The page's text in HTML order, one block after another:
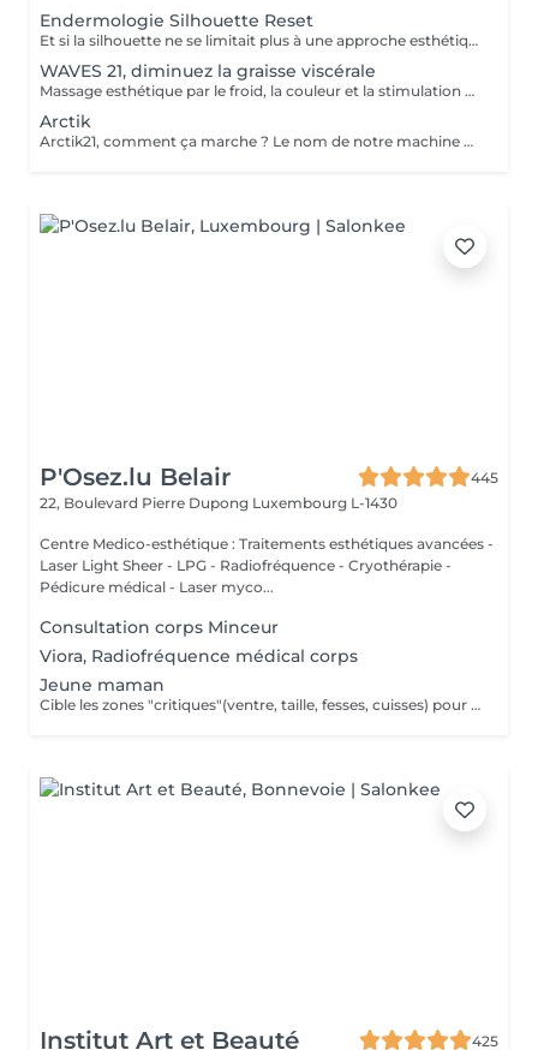
Endermologie Silhouette Reset
Et si la silhouette ne se limitait plus à une approche esthétique, mais s'envisageait à travers le prisme du bien-être global ? Avec Silhouette Reset, LPG® dévoile un nouveau soin signature endermologie® qui réinvente les codes de la minceur en intégrant pleinement les interactions corps-esprit. Conçu comme un véritable reset corporel, ce protocole de 55 minutes agit sur les tensions nerveuses, stimule les circulations et accompagne la libération des déséquilibres liés au stress, au sommeil et à la digestion. Dans un contexte où ces facteurs influencent directement l'harmonie corporelle, le soin vise à restaurer un fonctionnement physiologique plus fluide et équilibré. Au cur du protocole, la technologie CELLU M6 INFINITY® s'associe à un modelage manuel expert, créant une synergie entre stimulation mécanique de précision et approche sensorielle. Cette double action permet une prise en charge à la fois ciblée et globale des tissus et des volumes. Fruit de plus de 40 ans d'expertise, Silhouette Reset illustre l'émergence d'une nouvelle esthétique thérapeutique : une minceur qui n'est plus une finalité isolée, mais la conséquence visible d'un mieux-être profond et durable. Disponible exclusivement dans les centres équipés CELLU M6 INFINITY®, le nouveau soin Silhouette Reset est à découvrir dès maintenant.
WAVES 21, diminuez la graisse viscérale
Massage esthétique par le froid, la couleur et la stimulation métamérique Une toute nouvelle méthodologie dans le domaine esthétique: la stimulation métamérique associée au traitement à froid avec LED VIOLET et ROUGE. Stimulation métamérique Deux pièces à main, à puissance réglable, sont utilisées pour effectuer une stimulation en forme d'onde sinusoïdale. Le courant électrique est généré avec des fréquences particulières qui correspondent aux fréquences bêta et gamma. Métamères Les métamères sont 11 bandes musculaires situées sur le dos, chacune étant liée à une région d'innervation particulière. Liée au métamère lui-même, grâce au système nerveux, il y a une zone réflexe qui correspond à un organe ou à un groupe d'organes. L'instabilité d'un organe interne se reflète sur le fascia correspondant sous forme de tension cutanée, musculaire, inesthétisme. Objectif Stimuler les métamères pour créer, à travers le système nerveux, des actions visant à la restauration et à l'équilibre de certaines activités corporelles et conduire, en conséquence, à l'amélioration et à la réduction de l'inesthétisme. Traitement par le froid et couleurs Une grande surface, un froid diffus et agréable sur tout le corps. Deux pièces à main sont disponibles: à l'intérieur de la première pièce à main, il y a une seule couleur: le violet, à l'intérieur de la seconde est le rouge. Le Violet Facilite l'équilibre entre le sodium et le potassium au niveau cellulaire Détend et décompresse les nerfs et les muscles Stimule le système lymphatique et le retour veineux Diminue le sens de l'anxiété Le Rouge Renforce les muscles Hydrate la peau Stimule les défenses Waves 21 s'ajoute à la gamme des dispositifs présents en complétant les possibilités de travail, car, en plus de l'utilisation d'une technologie déjà connue et fonctionnant comme le traitement par le froid et les effets des couleurs, Un traitement unique a été ajouté qui travaille avec une forme d'onde bien reconnue par notre corps et avec des fréquences particulières, en synergie avec les fréquences émises par notre corps pendant les différentes activités quotidiennes. Le bien-être ne sera donc pas seulement constaté au niveau physique sur la zone où l'inesthétisme est présent mais aussi au niveau énergétique, avec une forte perception d'un rééquilibrage interne qui améliorera et renforcera jour après jour toutes les fonctions corporelles. L'action combinée des deux techniques nous permet d'obtenir des résultats visibles et tangibles dès la première application, de manière confortable et non invasive.
Arctik
Arctik21, comment ça marche ? Le nom de notre machine est particulièrement représentatif de son fonctionnement. Il provient du cercle polaire arctique, le seul endroit au monde où deux grands phénomènes naturels se côtoient malgré leur caractère opposé : le soleil de minuit et les glaces éternelles. De la même manière, lArctik21 allie le chaud et le froid en associant des infrarouges et une température pouvant aller jusquà -20° C. Dans quels traitements esthétiques lArctik21 intervient ? Les effets de notre machine sont particulièrement visibles lors des traitements esthétiques suivants : Adiposité localisée-Cellulite-Drainage lymphatique et veineux-Remodelage et tonification-Vieillissement prématuré de la peau-Vergetures-Relâchement des tissus- Actions: Atténuer les sensations de mal-être-Réduire les gonflements-Bloquer les impulsions nerveuses désagréables provenant des articulations et des muscles- Induire une vidange progressive des cellules adipeuses par induction du processus dapoptose, avec un effet de remodelage local et lélimination des lipides dans la zone traitée Améliorer les capillaires, lhypoderme, le derme et la musculature grâce à lélimination des résidus métaboliques et du stress accumulé Stimuler laction des fibroblastes en augmentant la synthèse reproductive de nouvelles fibres de collagène et délastine, avec une augmentation évidente de la densité dermique et un raffermissement cutané progressif
P'Osez.lu Belair
445
22, Boulevard Pierre Dupong Luxembourg L-1430
Centre Medico-esthétique : Traitements esthétiques avancées -
Laser Light Sheer - LPG - Radiofréquence - Cryothérapie -
Pédicure médical - Laser myco...
Consultation corps Minceur
Viora, Radiofréquence médical corps
Jeune maman
Cible les zones "critiques"(ventre, taille, fesses, cuisses) pour retrouver une silhouette harmonieuse après l'arrivée de bébé tout en apportant une véritable sensation de bien-être.
Institut Art et Beauté
425